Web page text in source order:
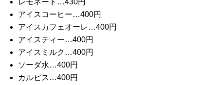
レモネード…430円
アイスコーヒー…400円
アイスカフェオーレ…400円
アイスティー…400円
アイスミルク…400円
ソーダ水…400円
カルピス…400円